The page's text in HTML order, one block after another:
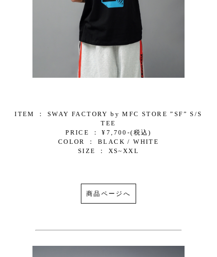
ITEM ： SWAY FACTORY by MFC STORE ”SF” S/S
TEE
PRICE ： ¥7,700-(税込)
COLOR ： BLACK / WHITE
SIZE ： XS~XXL
商品ページへ